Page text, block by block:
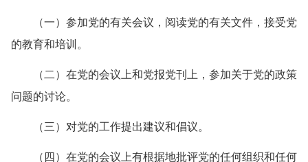
（一）参加党的有关会议，阅读党的有关文件，接受党
的教育和培训。
（二）在党的会议上和党报党刊上，参加关于党的政策
问题的讨论。
（三）对党的工作提出建议和倡议。
（四）在党的会议上有根据地批评党的任何组织和任何